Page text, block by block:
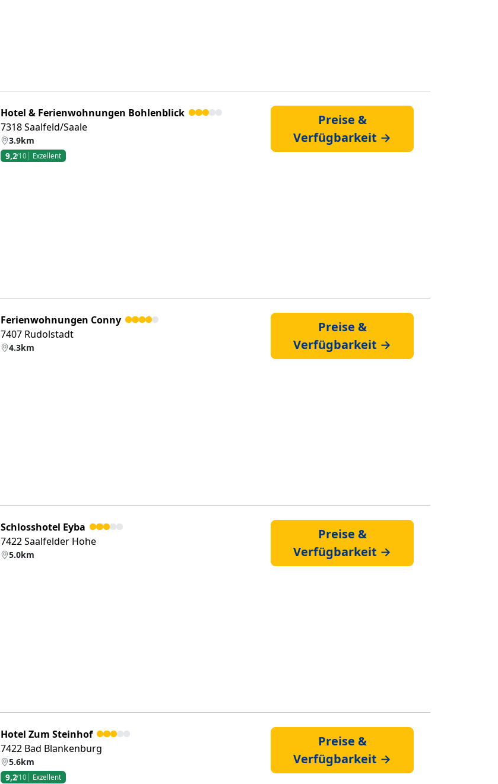
Hotel & Ferienwohnungen Bohlenblick
7318 Saalfeld/Saale
3.9km
9,2/10 Exzellent
Preise &
Verfügbarkeit →
Ferienwohnungen Conny
7407 Rudolstadt
4.3km
Preise &
Verfügbarkeit →
Schlosshotel Eyba
7422 Saalfelder Hohe
5.0km
Preise &
Verfügbarkeit →
Hotel Zum Steinhof
7422 Bad Blankenburg
5.6km
9,2/10 Exzellent
Preise &
Verfügbarkeit →